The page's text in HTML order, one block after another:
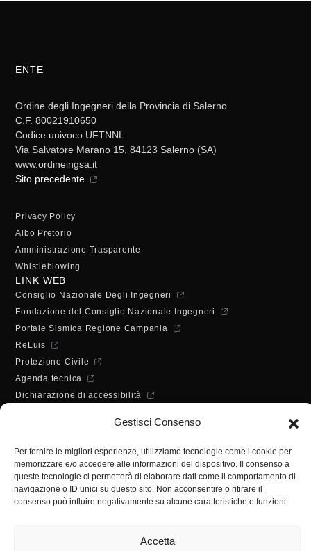
Gestisci Consenso
Per fornire le migliori esperienze, utilizziamo tecnologie come i cookie per
memorizzare e/o accedere alle informazioni del dispositivo. Il consenso a
queste tecnologie ci permetterà di elaborare dati come il comportamento di
navigazione o ID unici su questo sito. Non acconsentire o ritirare il
consenso può influire negativamente su alcune caratteristiche e funzioni.
Accetta
ENTE
Ordine degli Ingegneri della Provincia di Salerno
C.F. 80021910650
Codice univoco UFTNNL
Via Salvatore Marano 15, 84123 Salerno (SA)
www.ordineingsa.it
Sito precedente
Privacy Policy
Albo Pretorio
Amministrazione Trasparente
Whistleblowing
LINK WEB
Consiglio Nazionale Degli Ingegneri
Fondazione del Consiglio Nazionale Ingegneri
Portale Sismica Regione Campania
ReLuis
Protezione Civile
Agenda tecnica
Dichiarazione di accessibilità
Lunedì - Mercoledì - Venerdì:
Martedì - Giovedì:
10:00 - 12:00 / 14:30 - 16:30
SEGRETERIA
segreteria@ordineingsa.it